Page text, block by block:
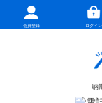
会員登録 ログイン
納